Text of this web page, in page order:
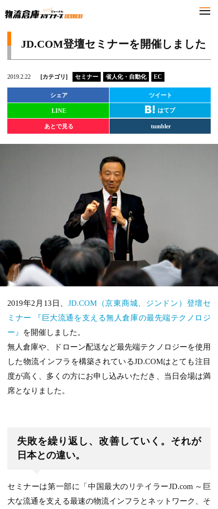
JD.COM登壇セミナーを開催しました
2019.2.22 [カテゴリ] セミナー 省人化・自動化 EC
シェア ツイート
LINE はてブ
あとで見る tumbler
2019年2月13日、 JD.COM（京東商城、ジンドン）登壇セ
ミナー 『巨大流通を支える無人倉庫の最先端テクノロジ
ー』
を開催しました。
無人倉庫や、ドローン配送など最先端テクノロジーを使用
した物流インフラを構築されているJD.COMはとても注目
度が高く、多くの方にお申し込みいただき、当日会場は満
席となりました。
失敗を繰り返し、改善していく。それが
日本との違い。
セミナーは第一部に「中国最大のリテイラーJD.com ～巨
大な流通を支える最速の物流インフラとネットワーク、そ